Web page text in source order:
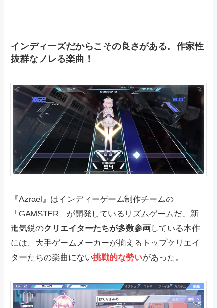
インディーズだからこその良さがある。作家性
抜群なノレる楽曲！
『Azrael』はインディーゲーム制作チームの
「GAMSTER」が開発しているリズムゲームだ。新
進気鋭のクリエイターたちが多数参画している本作
には、大手ゲームメーカーが揃えるトップクリエイ
ターたちの楽曲にない挑戦的な勢いがあった。